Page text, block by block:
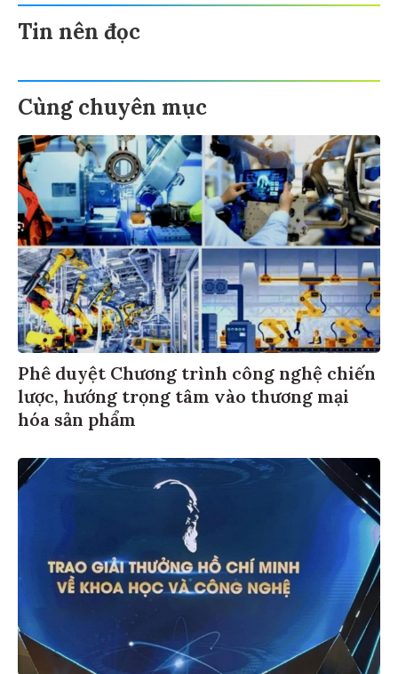
Tin nên đọc
Cùng chuyên mục
Phê duyệt Chương trình công nghệ chiến
lược, hướng trọng tâm vào thương mại
hóa sản phẩm